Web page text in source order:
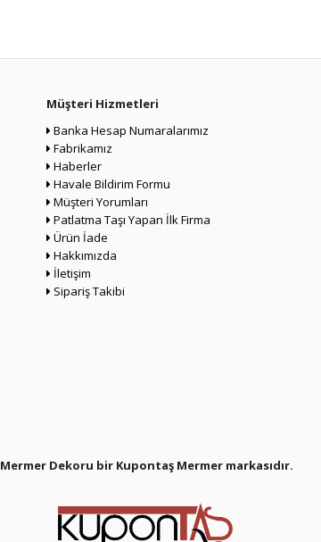
Müşteri Hizmetleri
Banka Hesap Numaralarımız
Fabrikamız
Haberler
Havale Bildirim Formu
Müşteri Yorumları
Patlatma Taşı Yapan İlk Firma
Ürün İade
Hakkımızda
İletişim
Sipariş Takibi
Mermer Dekoru bir Kupontaş Mermermarkasıdır.